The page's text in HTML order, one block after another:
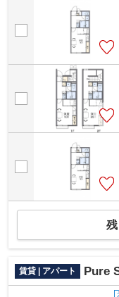
残
賃貸 | アパート Pure